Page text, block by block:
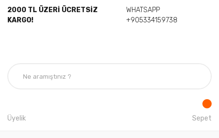
2000 TL ÜZERİ ÜCRETSİZ
KARGO!
WHATSAPP
+905334159738
Üyelik Sepet